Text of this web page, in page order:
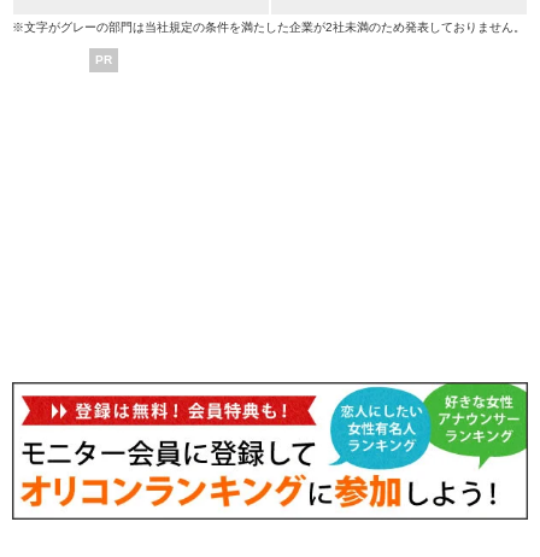
※文字がグレーの部門は当社規定の条件を満たした企業が2社未満のため発表しておりません。
PR